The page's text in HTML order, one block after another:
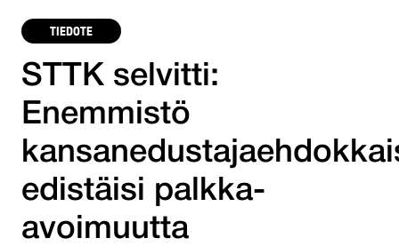
TIEDOTE
STTK selvitti:
Enemmistö
edistäisi palkka-
avoimuutta